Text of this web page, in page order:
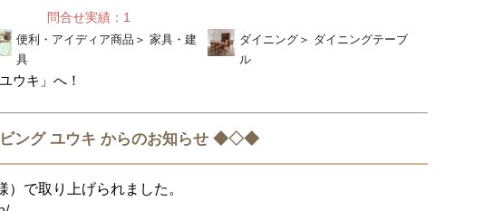
問合せ実績：1
便利・アイディア商品 ＞ 家具・建
具
ダイニング ＞ ダイニングテーブ
ル
ウキ」へ！
ング ユウキ からのお知らせ ◆◇◆
で取り上げられました。